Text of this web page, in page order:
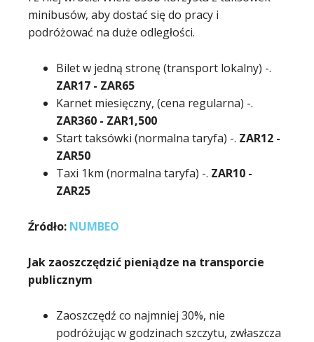
minibusów, aby dostać się do pracy i
podróżować na duże odległości.
Bilet w jedną stronę (transport lokalny) -.
ZAR17 - ZAR65
Karnet miesięczny, (cena regularna) -.
ZAR360 - ZAR1,500
Start taksówki (normalna taryfa) -. ZAR12 -
ZAR50
Taxi 1km (normalna taryfa) -. ZAR10 -
ZAR25
Źródło: NUMBEO
Jak zaoszczędzić pieniądze na transporcie
publicznym
Zaoszczędź co najmniej 30%, nie
podróżując w godzinach szczytu, zwłaszcza